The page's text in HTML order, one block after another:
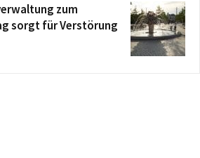
zum
sorgt für Verstörung